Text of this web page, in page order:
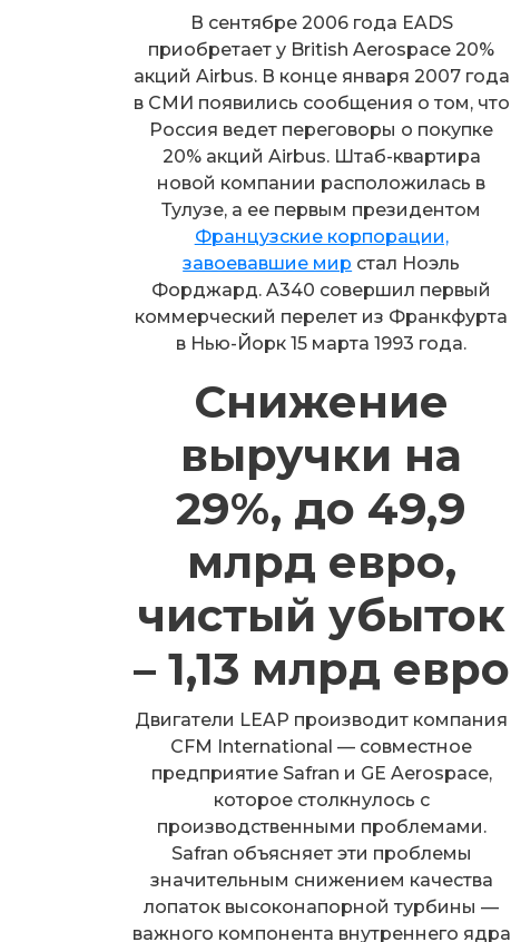
В сентябре 2006 года EADS
приобретает у British Aerospace 20%
акций Airbus. В конце января 2007 года
в СМИ появились сообщения о том, что
Россия ведет переговоры о покупке
20% акций Airbus. Штаб-квартира
новой компании расположилась в
Тулузе, а ее первым президентом
Французские корпорации,
завоевавшие мир стал Ноэль
Форджард. A340 совершил первый
коммерческий перелет из Франкфурта
в Нью-Йорк 15 марта 1993 года.
Снижение
выручки на
29%, до 49,9
млрд евро,
чистый убыток
– 1,13 млрд евро
Двигатели LEAP производит компания
CFM International — совместное
предприятие Safran и GE Aerospace,
которое столкнулось с
производственными проблемами.
Safran объясняет эти проблемы
значительным снижением качества
лопаток высоконапорной турбины —
важного компонента внутреннего ядра